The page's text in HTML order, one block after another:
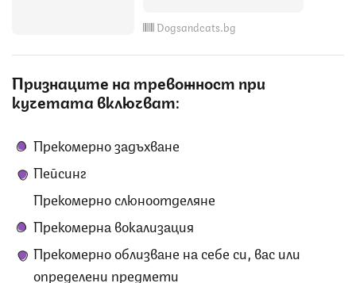
Dogsandcats.bg
Признаците на тревожност при
кучетата включват:
Прекомерно задъхване
Пейсинг
Прекомерно слюноотделяне
Прекомерна вокализация
Прекомерно облизване на себе си, вас или
определени предмети